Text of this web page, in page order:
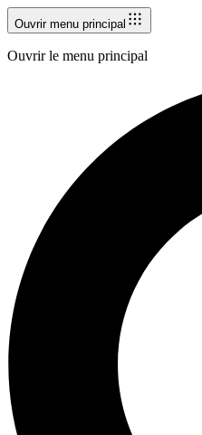
Ouvrir menu principal
Ouvrir le menu principal